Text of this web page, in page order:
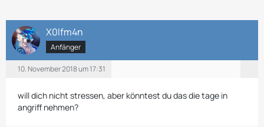
X0lfm4n
Anfänger
10. November 2018 um 17:31
will dich nicht stressen, aber könntest du das die tage in
angriff nehmen?